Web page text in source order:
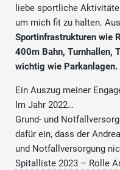
liebe sportliche
um mich fit zu halten.
Sportinfrastrukturen wie
400m Bahn, Turnhallen,
wichtig wie Parkanlagen.
Ein Auszug meiner
Im Jahr 2022…
Grund- und
dafür ein, dass der
und Notfallversorgung
Spitalliste 2023 – Rolle